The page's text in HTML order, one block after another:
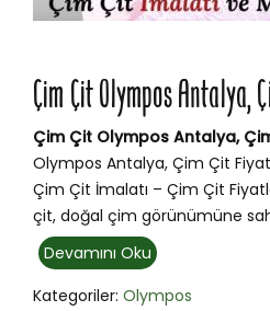
Çim Çit Olympos Antalya,
Çim Çit Olympos Antalya,
Olympos Antalya, Çim Çit
Çim Çit İmalatı – Çim Çit
çit, doğal çim görünümüne
Devamını Oku
Kategoriler: Olympos